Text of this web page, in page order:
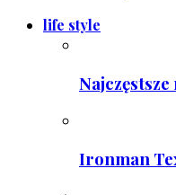
life style
Ironman